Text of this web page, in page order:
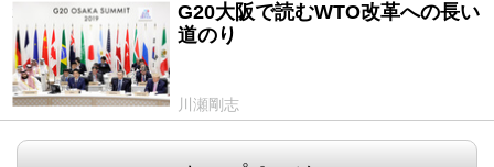
2019/07/02
G20大阪で読むWTO改革への長い
道のり
川瀬剛志